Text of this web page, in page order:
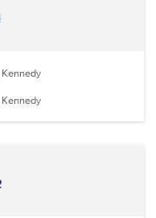
Kennedy
Kennedy